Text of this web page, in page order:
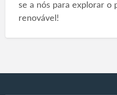
se a nós para explorar o
renovável!